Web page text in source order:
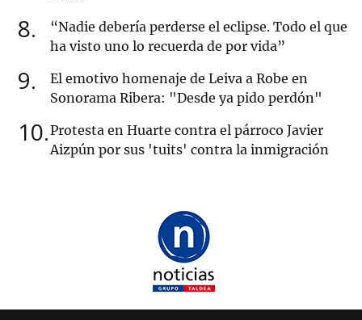
8
“Nadie debería perderse el eclipse. Todo el que
ha visto uno lo recuerda de por vida”
9
El emotivo homenaje de Leiva a Robe en
Sonorama Ribera: "Desde ya pido perdón"
10 Protesta en Huarte contra el párroco Javier
Aizpún por sus 'tuits' contra la inmigración